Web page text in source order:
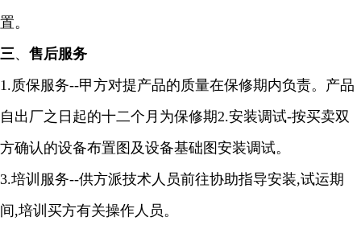
置。
三、 售后服务
1.质保服务--甲方对提产品的质量在保修期内负责。产品
自出厂之日起的十二个月为保修期2.安装调试-按买卖双
方确认的设备布置图及设备基础图安装调试。
3.培训服务--供方派技术人员前往协助指导安装,试运期
间 ,培训买方有关操作人员。